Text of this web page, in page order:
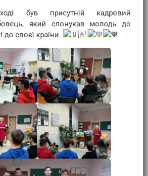
був присутній кадровий
який спонукав молодь до
до своєї країни.